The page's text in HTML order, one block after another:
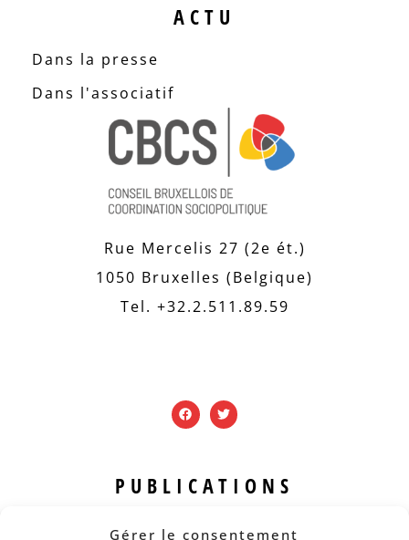
Gérer le consentement
ACTU
Dans la presse
Dans l'associatif
Rue Mercelis 27 (2e ét.)
1050 Bruxelles (Belgique)
Tel. +32.2.511.89.59
PUBLICATIONS
Revue B.I.S.